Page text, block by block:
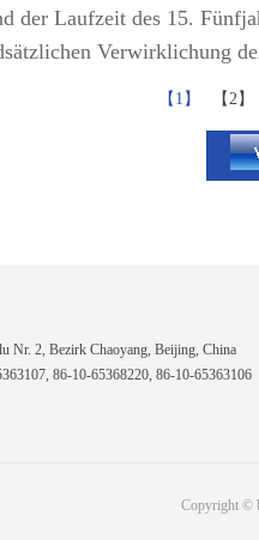
der Laufzeit des 15.
Verwirklichung
【1】 【2】
Nr. 2, Bezirk Chaoyang, Beijing, China
86-10-65368220, 86-10-65363106
Copyright ©